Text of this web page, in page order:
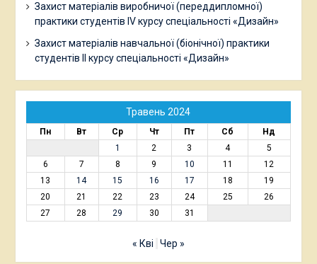
Захист матеріалів виробничої (переддипломної)
практики студентів ІV курсу спеціальності «Дизайн»
Захист матеріалів навчальної (біонічної) практики
студентів ІІ курсу спеціальності «Дизайн»
Травень 2024
Пн Вт Ср Чт Пт Сб
Нд
1
2 3 4
5
6
7 8 9 10 11
12
13
14 15 16 17 18
19
20
21 22 23 24 25
26
27
28 29 30 31
« Кві Чер »